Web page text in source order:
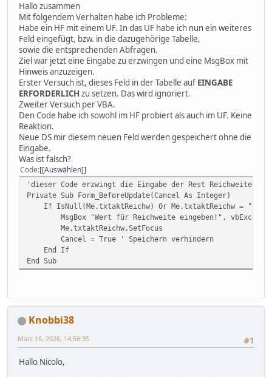
Hallo zusammen
Mit folgendem Verhalten habe ich Probleme:
Habe ein HF mit einem UF. In das UF habe ich nun ein weiteres
Feld eingefügt, bzw. in die dazugehörige Tabelle,
sowie die entsprechenden Abfragen.
Ziel war jetzt eine Eingabe zu erzwingen und eine MsgBox mit
Hinweis anzuzeigen.
Erster Versuch ist, dieses Feld in der Tabelle auf EINGABE
ERFORDERLICH zu setzen. Das wird ignoriert.
Zweiter Versuch per VBA.
Den Code habe ich sowohl im HF probiert als auch im UF. Keine
Reaktion.
Neue DS mir diesem neuen Feld werden gespeichert ohne die
Eingabe.
Was ist falsch?
Code [Auswählen]
'dieser Code erzwingt die Eingabe der Rest Reichweite im
Private Sub Form_BeforeUpdate(Cancel As Integer)
If IsNull(Me.txtaktReichw) Or Me.txtaktReichw = ""
MsgBox "Wert für Reichweite eingeben!",
Me.txtaktReichw.SetFocus
Cancel = True ' Speichern verhindern
End If
End Sub
Knobbi38
#1
März 16, 2026, 14:56:35
Hallo Nicolo,